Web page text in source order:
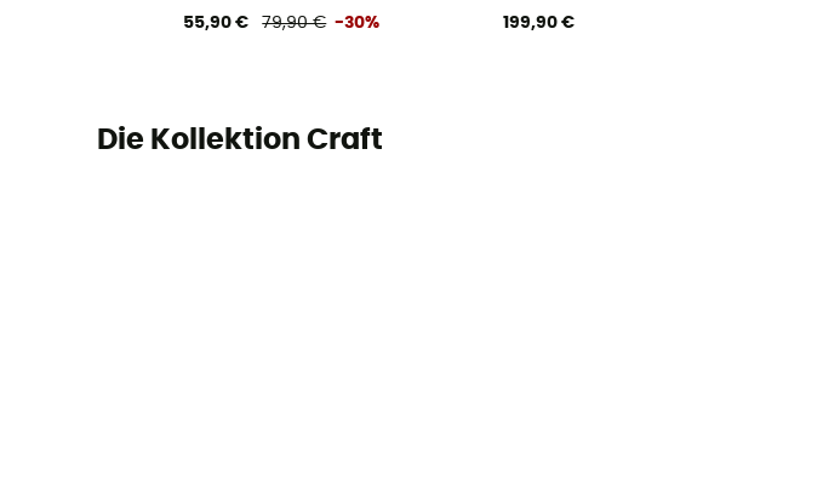
55,90 € 79,90 € -30% 199,90 €
Die Kollektion Craft